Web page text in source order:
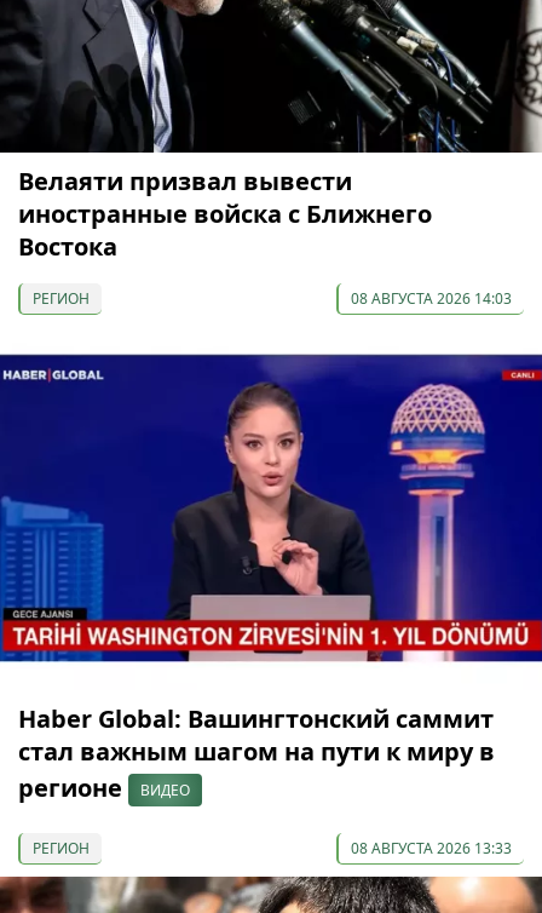
Велаяти призвал вывести
иностранные войска с Ближнего
Востока
РЕГИОН 08 АВГУСТА 2026 14:03
Haber Global: Вашингтонский саммит
стал важным шагом на пути к миру в
регионе
ВИДЕО
РЕГИОН 08 АВГУСТА 2026 13:33